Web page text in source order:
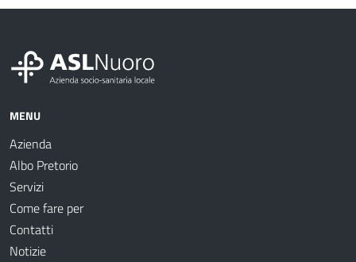
MENU
Azienda
Albo Pretorio
Servizi
Come fare per
Contatti
Notizie